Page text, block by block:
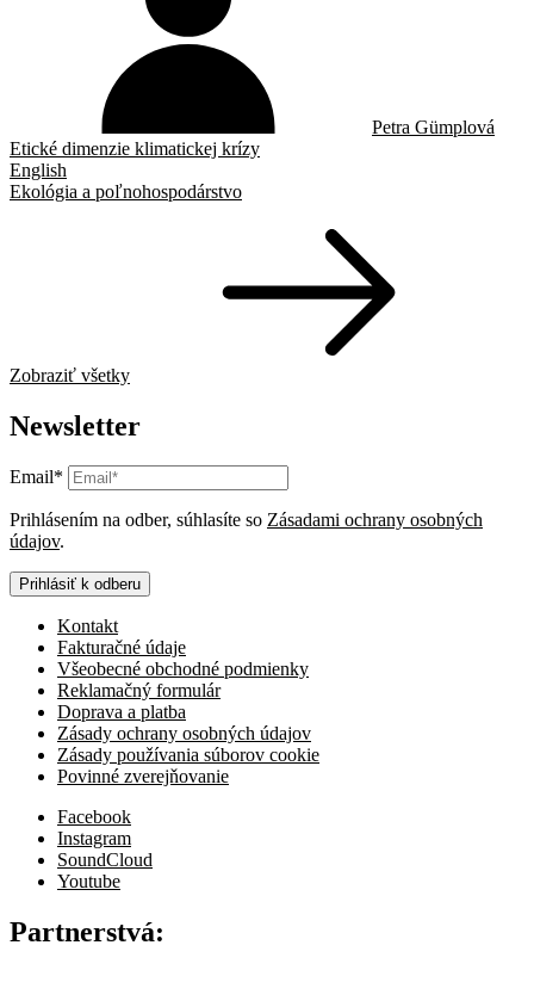
Petra Gümplová
Etické dimenzie klimatickej krízy
English
Ekológia a poľnohospodárstvo
Zobraziť všetky
Newsletter
Email*
Prihlásením na odber, súhlasíte so Zásadami ochrany osobných
údajov.
Prihlásiť k odberu
Kontakt
Fakturačné údaje
Všeobecné obchodné podmienky
Reklamačný formulár
Doprava a platba
Zásady ochrany osobných údajov
Zásady používania súborov cookie
Povinné zverejňovanie
Facebook
Instagram
SoundCloud
Youtube
Partnerstvá: